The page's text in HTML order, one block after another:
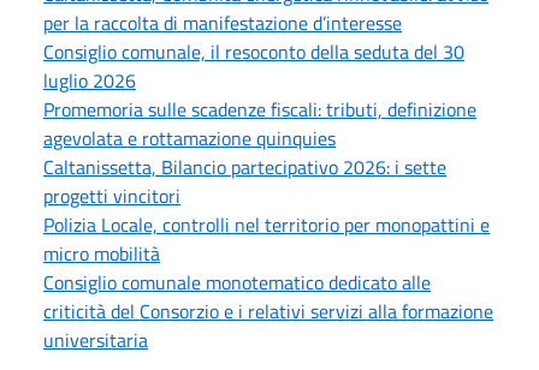
per la raccolta di manifestazione d’interesse
Consiglio comunale, il resoconto della seduta del 30
luglio 2026
Promemoria sulle scadenze fiscali: tributi, definizione
agevolata e rottamazione quinquies
Caltanissetta, Bilancio partecipativo 2026: i sette
progetti vincitori
Polizia Locale, controlli nel territorio per monopattini e
micro mobilità
Consiglio comunale monotematico dedicato alle
criticità del Consorzio e i relativi servizi alla formazione
universitaria